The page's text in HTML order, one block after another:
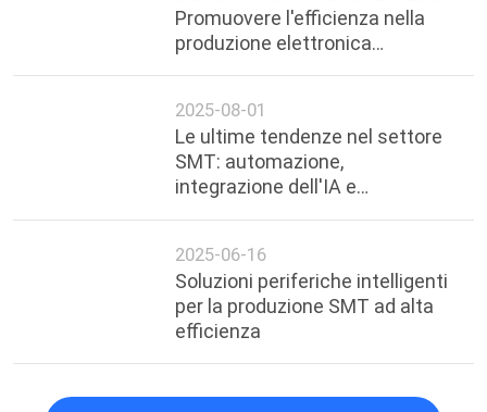
RS10 (10 teste, 100 alimentatori,
Notizie correlate
Promuovere l'efficienza nella
produzione elettronica
moderna
SMT: automazione,